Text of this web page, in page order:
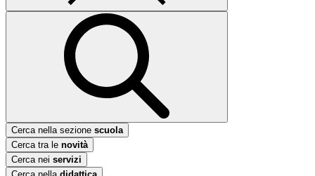
Cerca nella sezione scuola
Cerca tra le novità
Cerca nei servizi